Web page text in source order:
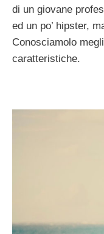
di un giovane
ed un po’ hipster,
Conosciamolo
caratteristiche.